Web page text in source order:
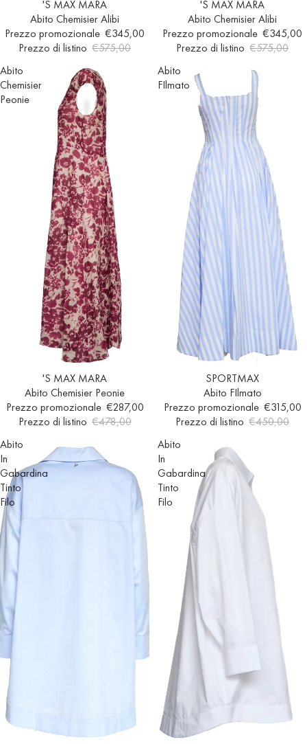
'S MAX MARA
Abito Chemisier Alibi
Prezzo promozionale €345,00
Prezzo di listino €575,00
'S MAX MARA
Abito Chemisier Alibi
Prezzo promozionale €345,00
Prezzo di listino €575,00
Abito
Chemisier
Peonie
'S MAX MARA
Abito Chemisier Peonie
Prezzo promozionale €287,00
Prezzo di listino €478,00
Abito
FIlmato
SPORTMAX
Abito FIlmato
Prezzo promozionale €315,00
Prezzo di listino €450,00
Abito
In
Gabardina
Tinto
Filo
Abito
In
Gabardina
Tinto
Filo